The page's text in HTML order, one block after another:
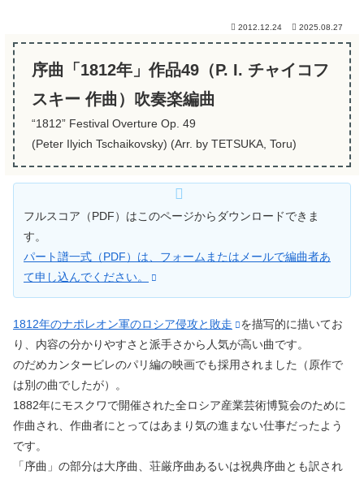
2012.12.24 2025.08.27
序曲「1812年」作品49（P. I. チャイコフ
スキー 作曲）吹奏楽編曲
“1812” Festival Overture Op. 49
(Peter Ilyich Tschaikovsky) (Arr. by TETSUKA, Toru)
フルスコア（PDF）はこのページからダウンロードできま
す。
パート譜一式（PDF）は、フォームまたはメールで編曲者あ
て申し込んでください。
1812年のナポレオン軍のロシア侵攻と敗走
を描写的に描いてお
り、内容の分かりやすさと派手さから人気が高い曲です。
のだめカンタービレのパリ編の映画でも採用されました（原作で
は別の曲でしたが）。
1882年にモスクワで開催された全ロシア産業芸術博覧会のために
作曲され、作曲者にとってはあまり気の進まない仕事だったよう
です。
「序曲」の部分は大序曲、荘厳序曲あるいは祝典序曲とも訳され